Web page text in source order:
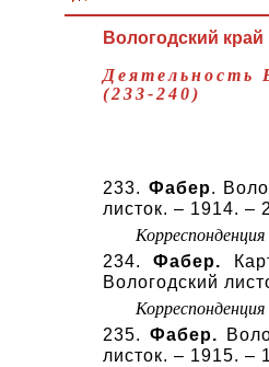
Вологодский
Деятельность
(233-240)
233. Фабер.
листок. – 1914. –
234. Фабер.
Вологодский
235. Фабер.
листок. – 1915. –